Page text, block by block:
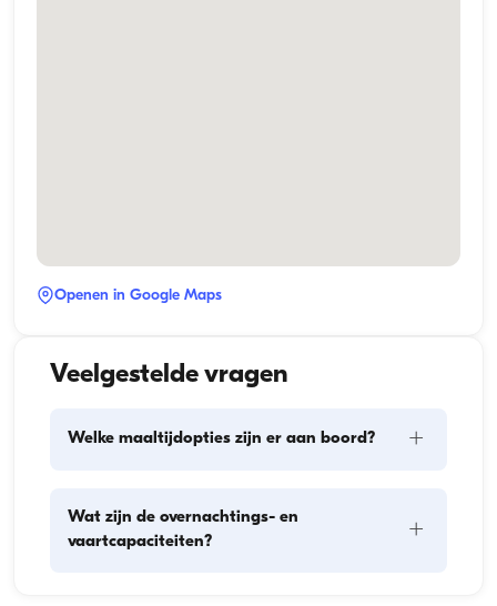
Openen in Google Maps
Veelgestelde vragen
Welke maaltijdopties zijn er aan boord? +
hoofdonderdelen: het inslaan van proviand en de
bereiding van de maaltijden. Gasten kunnen zelf de
Wat zijn de overnachtings- en
vaartcapaciteiten?
+